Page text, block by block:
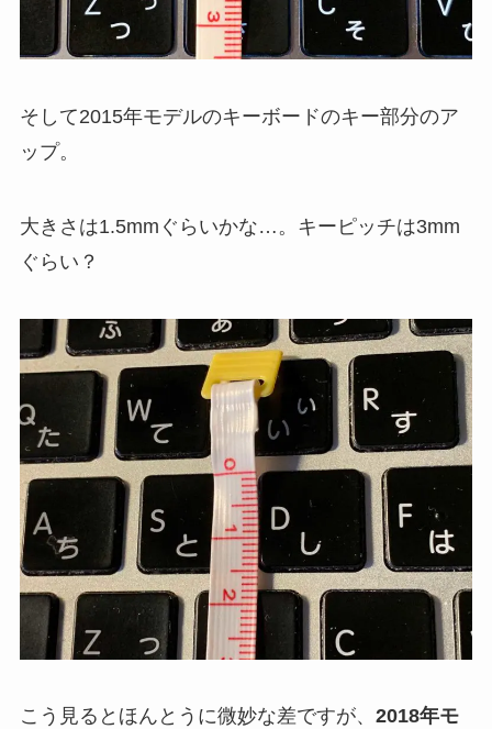
そして2015年モデルのキーボードのキー部分のア
ップ。
大きさは1.5mmぐらいかな…。キーピッチは3mm
ぐらい？
こう見るとほんとうに微妙な差ですが、 2018年モ